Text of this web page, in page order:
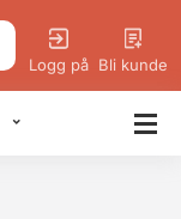
Logg på Bli kunde